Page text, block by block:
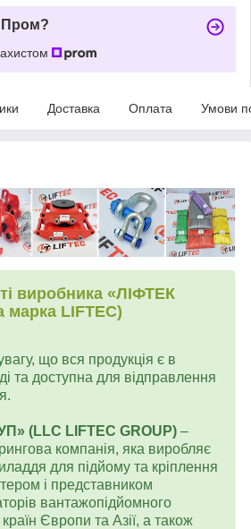
Пром?
Доставка Оплата Умови
виробника «ЛІФТЕК
марка LIFTEC)
що вся продукція є в
та доступна для відправлення
(LLC LIFTEC GROUP) –
компанія, яка виробляє
для підйому та кріплення
і представником
вантажопідйомного
Європи та Азії, а також